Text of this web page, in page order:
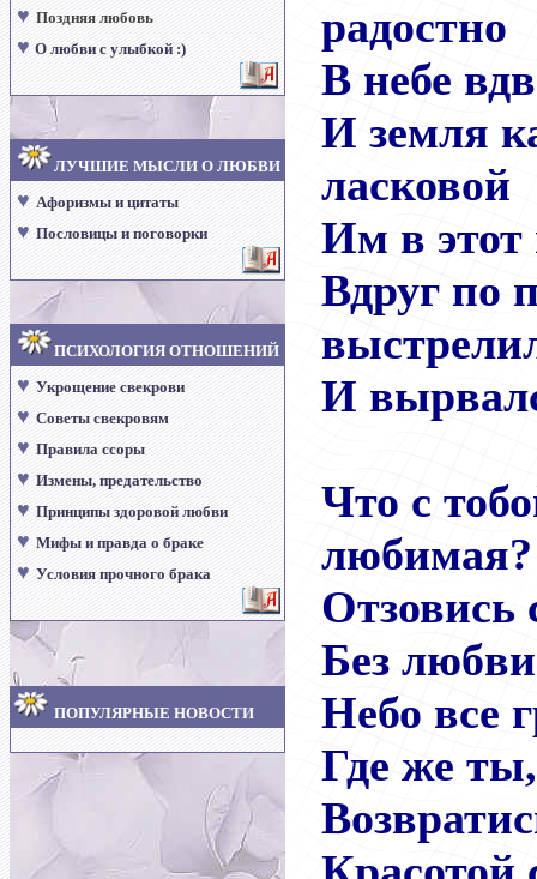
♥ Поздняя любовь
♥ О любви с улыбкой :)
ЛУЧШИЕ МЫСЛИ О ЛЮБВИ
♥ Афоризмы и цитаты
♥ Пословицы и поговорки
ПСИХОЛОГИЯ ОТНОШЕНИЙ
♥ Укрощение свекрови
♥ Советы свекровям
♥ Правила ссоры
♥ Измены, предательство
♥ Принципы здоровой любви
♥ Мифы и правда о браке
♥ Условия прочного брака
ПОПУЛЯРНЫЕ НОВОСТИ
радостно
В небе
И земля
ласковой
Им в этот
Вдруг по
И
Что с
любимая?
Отзовись
Без
Небо все
Где же